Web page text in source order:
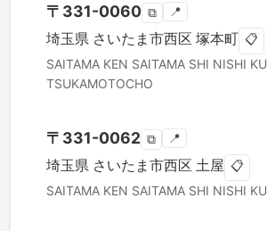
〒 331-0060 ⧉ 📍
埼玉県 さいたま市西区 塚本町 📋
SAITAMA KEN SAITAMA SHI NISHI KU
TSUKAMOTOCHO
〒 331-0062 ⧉ 📍
埼玉県 さいたま市西区 土屋 📋
SAITAMA KEN SAITAMA SHI NISHI KU